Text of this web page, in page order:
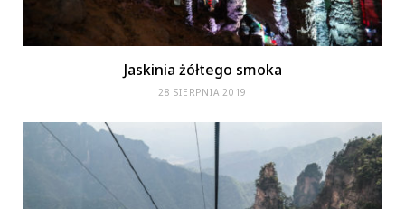
Jaskinia żółtego smoka
28 SIERPNIA 2019